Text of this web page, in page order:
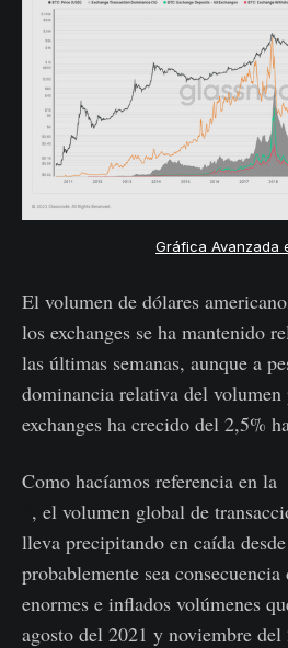
Gráfica Avanzada
El volumen de dólares
los exchanges se ha mantenido
las últimas semanas, aunque a
dominancia relativa del volumen
exchanges ha crecido del 2,5%
Como hacíamos referencia en la
, el volumen global de
lleva precipitando en caída
probablemente sea
enormes e inflados volúmenes
agosto del 2021 y noviembre